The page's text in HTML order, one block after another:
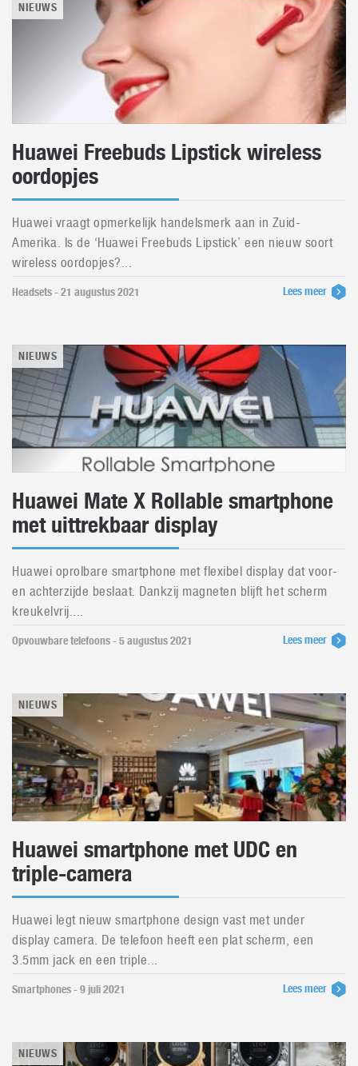
NIEUWS
Huawei Freebuds Lipstick wireless
oordopjes
Huawei vraagt opmerkelijk handelsmerk aan in Zuid-
Amerika. Is de ‘Huawei Freebuds Lipstick’ een nieuw soort
wireless oordopjes?...
Headsets - 21 augustus 2021 Lees meer
NIEUWS
Huawei Mate X Rollable smartphone
met uittrekbaar display
Huawei oprolbare smartphone met flexibel display dat voor-
en achterzijde beslaat. Dankzij magneten blijft het scherm
kreukelvrij....
Opvouwbare telefoons - 5 augustus 2021 Lees meer
NIEUWS
Huawei smartphone met UDC en
triple-camera
Huawei legt nieuw smartphone design vast met under
display camera. De telefoon heeft een plat scherm, een
3.5mm jack en een triple...
Smartphones - 9 juli 2021 Lees meer
NIEUWS